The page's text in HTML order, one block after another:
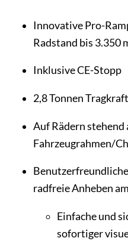
Innovative Pro-
Radstand bis 3.350
Inklusive CE-Stopp
2,8 Tonnen
Auf Rädern stehend
Fahrzeugrahmen/
radfreie Anheben
Einfache und
sofortiger